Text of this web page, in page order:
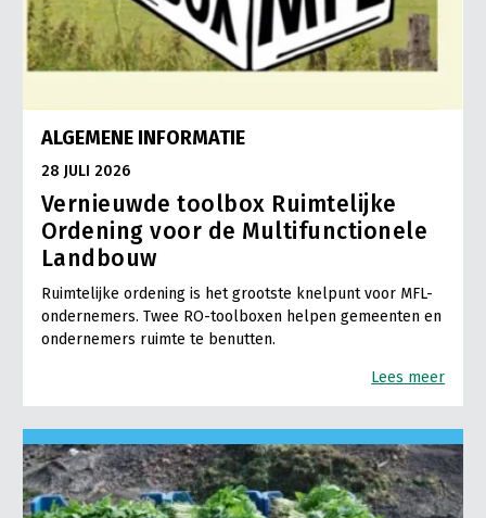
ALGEMENE INFORMATIE
28 JULI 2026
Vernieuwde toolbox Ruimtelijke
Ordening voor de Multifunctionele
Landbouw
Ruimtelijke ordening is het grootste knelpunt voor MFL-
ondernemers. Twee RO-toolboxen helpen gemeenten en
ondernemers ruimte te benutten.
Lees meer